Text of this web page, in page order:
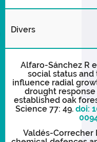
Divers
Alfaro-Sánchez R
social status
influence radial
drought
established oak
Science 77: 49. doi:
Valdés-Correcher